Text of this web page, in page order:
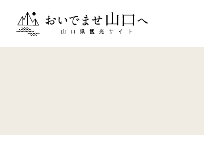
おいでませ山口へー山口県観光サイト